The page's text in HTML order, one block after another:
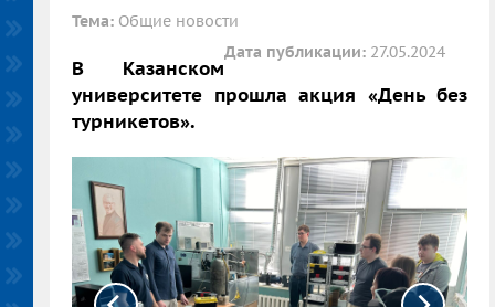
Тема: Общие новости
Дата публикации: 27.05.2024
В Казанском
университете прошла акция «День без
турникетов».